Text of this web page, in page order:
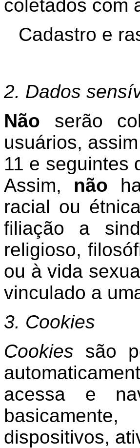
coletados com
Cadastro e
2. Dados
Não serão
usuários,
11 e seguintes
Assim, não
racial ou
filiação a
religioso,
ou à vida
vinculado a
3. Cookies
Cookies são
acessa e
dispositivos,